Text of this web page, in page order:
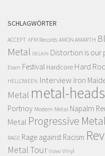
SCHLAGWÖRTER
ACCEPT AFM Records AMON AMARTH
Metal DELAIN Distortion is our
Essen Festival Hardcore Hard
HELLOWEEN Interview Iron
Metal metal-
Portnoy Modern Metal Napalm
Metal Progressive Metal
RAGE Rage against Racism
MetalTour Video Vinyl